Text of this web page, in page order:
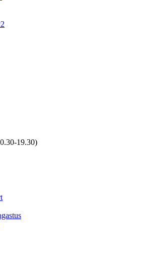
19.30)